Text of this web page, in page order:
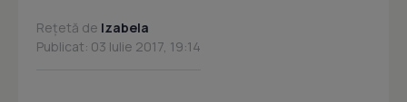
Rețetă de Izabela
Publicat: 03 Iulie 2017, 19:14